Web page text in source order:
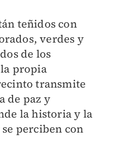
teñidos con
verdes y
de los
propia
transmite
de paz y
la historia y la
perciben con